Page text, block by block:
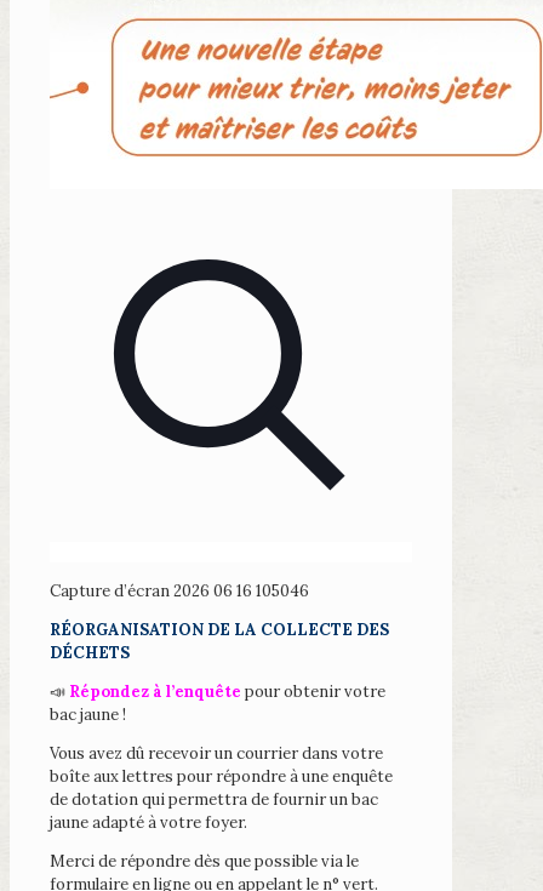
Capture d’écran 2026 06 16 105046
RÉORGANISATION DE LA COLLECTE DES
DÉCHETS
📣 Répondez à l’enquête pour obtenir votre
bac jaune !
Vous avez dû recevoir un courrier dans votre
boîte aux lettres pour répondre à une enquête
de dotation qui permettra de fournir un bac
jaune adapté à votre foyer.
Merci de répondre dès que possible via le
formulaire en ligne ou en appelant le n° vert.